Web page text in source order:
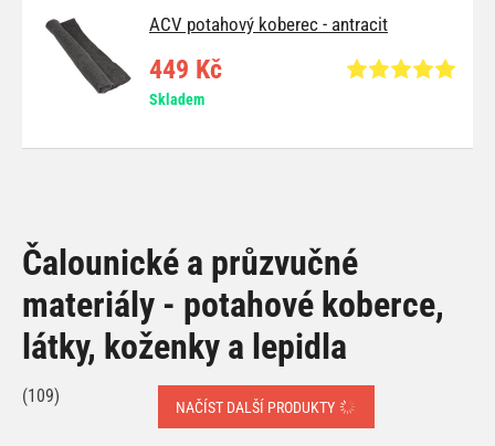
ACV potahový koberec - antracit
449 Kč
Skladem
Čalounické a průzvučné
materiály - potahové koberce,
látky, koženky a lepidla
(109)
NAČÍST DALŠÍ PRODUKTY